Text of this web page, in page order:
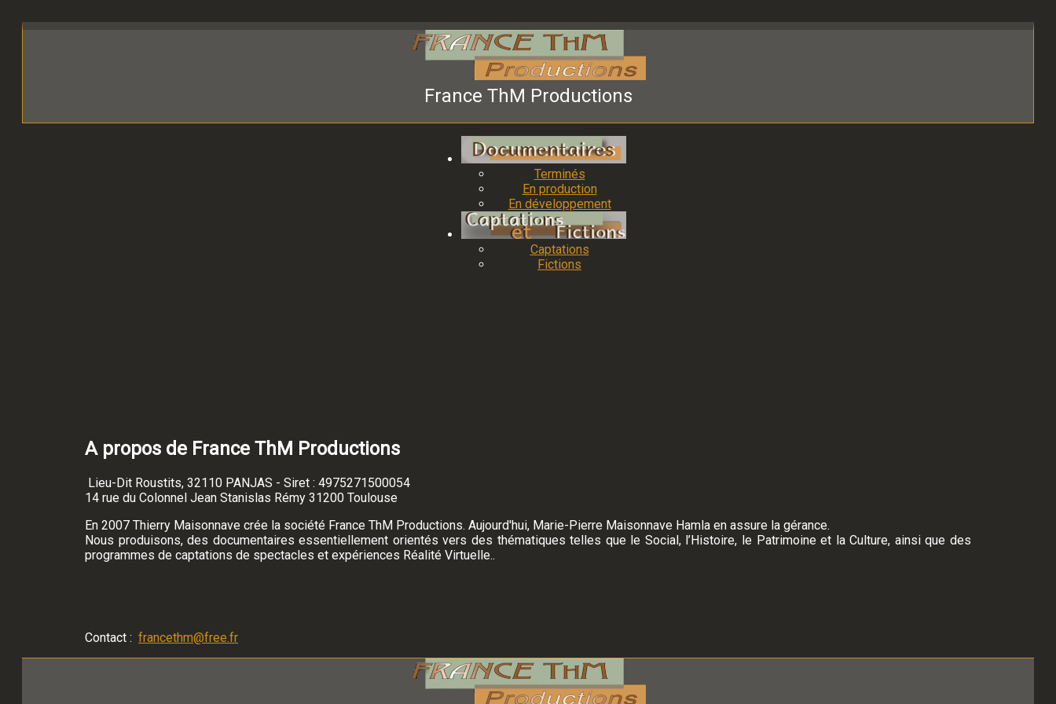
France ThM Productions
Terminés
En production
En développement
Captations
Fictions
A propos de France ThM Productions
Lieu-Dit Roustits, 32110 PANJAS - Siret : 4975271500054
14 rue du Colonnel Jean Stanislas Rémy 31200 Toulouse
En 2007 Thierry Maisonnave crée la société France ThM Productions. Aujourd'hui, Marie-Pierre Maisonnave Hamla en assure la gérance.
Nous produisons, des documentaires essentiellement orientés vers des thématiques telles que le Social, l’Histoire, le Patrimoine et la Culture, ainsi que des
programmes de captations de spectacles et expériences Réalité Virtuelle..
Contact : francethm@free.fr